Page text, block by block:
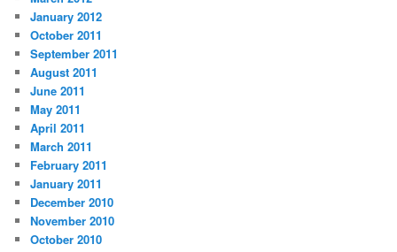
January 2012
October 2011
September 2011
August 2011
June 2011
May 2011
April 2011
March 2011
February 2011
January 2011
December 2010
November 2010
October 2010